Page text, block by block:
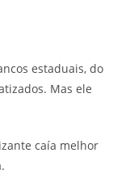
estaduais, do
Mas ele
caía melhor